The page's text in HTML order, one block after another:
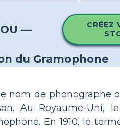
—
CRÉEZ
nom de phonographe
Au Royaume-Uni,
En 1910, le